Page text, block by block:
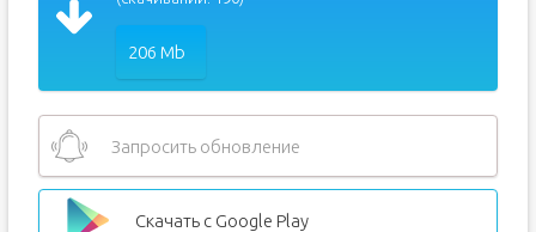
206 Mb
Запросить обновление
Скачать с Google Play